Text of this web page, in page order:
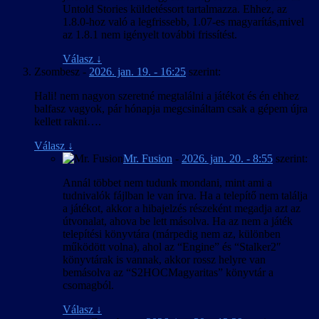
maradtak/maradnak olyanok, amelyeket nem talál(t)unk meg.
Szintén a tesztelés során derült ki, hogy a szöveg nehezen
megállapítható hányada vélhetően (már) nem használt (már hogy
azon a rengeteg teszt és egyéb szövegen kívül, amiről azonnal
látszott, hogy semmi keresnivalója egy játék kiadási változatában,
így ezeket teljesen kihagytuk); valamikor a fejlesztés során kivágott
részekhez tartozhatott, így tulajdonképpen felesleges munka volt
lefordítani, viszont ezt nem hogy előre, de még a tesztelés után sem
lehetett teljesen biztosan tudni, tekintve a játék többszörösen
szerteágazó, a korábbi döntésektől függően alakuló fő- és
mellékküldetésszálait. A tesztelésnél maradva, a játék a
korábbiakhoz képest meglepően hosszúnak bizonyult: közel
százhúsz óra volt végigérni a fő küldetés egyetlen lefutásán és
azokon a mellékküldetéseken, amiket egy végigjátszás során sikerült
megtalálni, még a „szükségtelen” felfedezés, harc és egyéb
tevékenységek lehetőség szerinti elkerülésével is.
2025. május 16. – v1.01
A magyarítás frissítve a játék 1.4-es
2025. május 10. – v1.0
Magyar kezelőfelület, játékszövegek és
szinkronfeliratozás a játék 1.3.2 verziója
különféle tartalmi és egyéb hiba.
megjelenő oktató és figyelmeztető szövegek
nagybetűsre kényszerített címsorában a nem
angol ékezetes betűk kisbetűvel jelennek meg.
Ez a hivatalosan támogatott nyelveknél is így
van, vagyis a játék hibája.
A PDA “Napló” és “Jegyzetek” részének bal
oldali listájában a címek más nyelveken sem
férnek ki.
A véletlenszerűen generált karakterneveket a
Untold Stories küldetéssort tartalmazza. Ehhez, az
1.8.0-hoz való a legfrissebb, 1.07-es magyarítás,mivel
az 1.8.1 nem igényelt további frissítést.
Válasz ↓
Zsombesz - 2026. jan. 19. - 16:25 szerint:
Hali! nem nagyon szeretné megtalálni a játékot és én ehhez
balfasz vagyok, pár hónapja megcsináltam csak a gépem újra
kellett rakni….
Válasz ↓
Mr. Fusion - 2026. jan. 20. - 8:55 szerint:
Annál többet nem tudunk mondani, mint ami a
tudnivalók fájlban le van írva. Ha a telepítő nem találja
a játékot, akkor a hibajelzés részeként megadja azt az
útvonalat, ahova be lett másolva. Ha az nem a játék
telepítési könyvtára (márpedig nem az, különben
működött volna), ahol az “Engine” és “Stalker2″
könyvtárak is vannak, akkor rossz helyre van
bemásolva az “S2HOCMagyaritas” könyvtár a
csomagból.
Válasz ↓